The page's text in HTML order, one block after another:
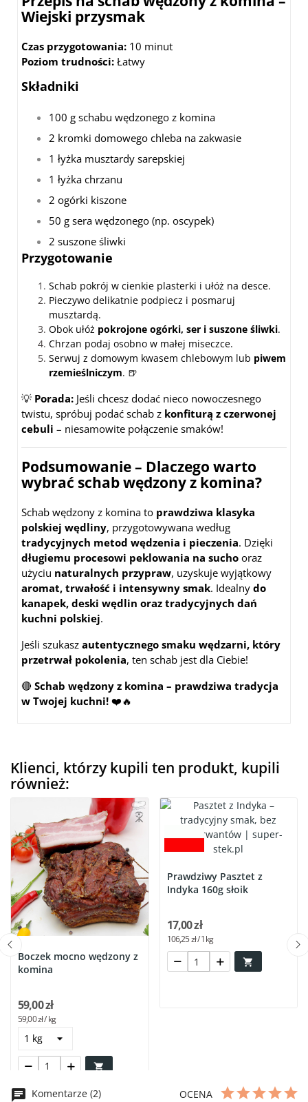
Wiejski przysmak
Czas przygotowania: 10 minut
Poziom trudności: Łatwy
Składniki
100 g schabu wędzonego z komina
2 kromki domowego chleba na zakwasie
1 łyżka musztardy sarepskiej
1 łyżka chrzanu
2 ogórki kiszone
50 g sera wędzonego (np. oscypek)
2 suszone śliwki
Przygotowanie
Schab pokrój w cienkie plasterki i ułóż na desce.
Pieczywo delikatnie podpiecz i posmaruj
musztardą.
Obok ułóż pokrojone ogórki, ser i suszone śliwki.
Chrzan podaj osobno w małej miseczce.
Serwuj z domowym kwasem chlebowym lub piwem
rzemieślniczym. 🍺
💡 Porada: Jeśli chcesz dodać nieco nowoczesnego
twistu, spróbuj podać schab z konfiturą z czerwonej
cebuli – niesamowite połączenie smaków!
Podsumowanie – Dlaczego warto
wybrać schab wędzony z komina?
Schab wędzony z komina to prawdziwa klasyka
polskiej wędliny, przygotowywana według
tradycyjnych metod wędzenia i pieczenia. Dzięki
długiemu procesowi peklowania na sucho oraz
użyciu naturalnych przypraw, uzyskuje wyjątkowy
aromat, trwałość i intensywny smak. Idealny do
kanapek, deski wędlin oraz tradycyjnych dań
kuchni polskiej.
Jeśli szukasz autentycznego smaku wędzarni, który
przetrwał pokolenia, ten schab jest dla Ciebie!
🔴 Schab wędzony z komina – prawdziwa tradycja
w Twojej kuchni! ❤️🔥
Klienci, którzy kupili ten produkt, kupili
również:
Boczek mocno wędzony z
komina

59,00 zł
59,00 zł / kg
Prawdziwy Pasztet z
Indyka 160g słoik

17,00 zł
106,25 zł / 1kg
Komentarze (2) OCENA